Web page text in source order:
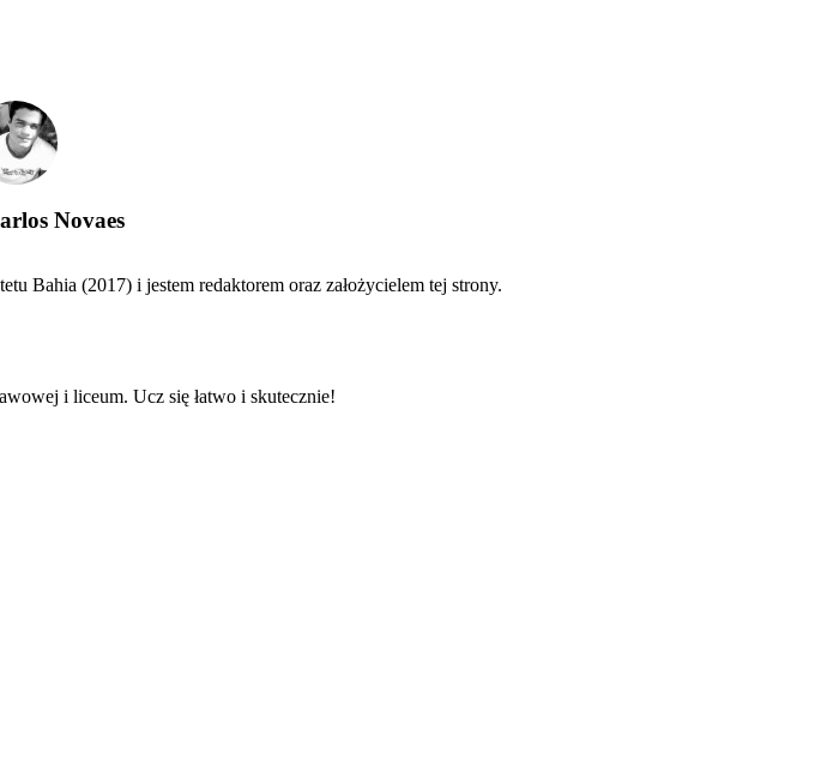
Novaes
Bahia (2017) i jestem redaktorem oraz założycielem tej strony.
i liceum. Ucz się łatwo i skutecznie!